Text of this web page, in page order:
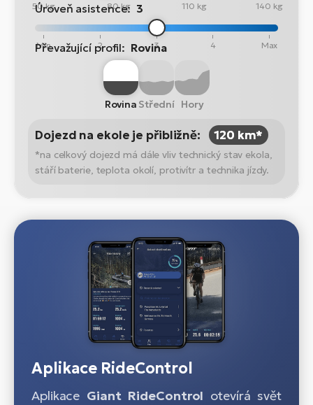
50 kg 80 kg 110 kg 140 kg
Úroveň asistence: 3
Min 2 3 4 Max
Převažující profil: Rovina
Rovina Střední Hory
Dojezd na ekole je přibližně: 120 km*
*na celkový dojezd má dále vliv technický stav ekola,
stáří baterie, teplota okolí, protivítr a technika jízdy.
Aplikace RideControl
Aplikace Giant RideControl otevírá svět